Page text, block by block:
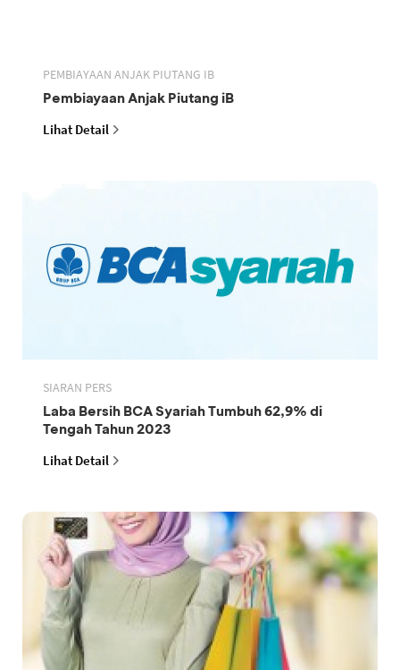
PEMBIAYAAN ANJAK PIUTANG IB
Pembiayaan Anjak Piutang iB
Lihat Detail
SIARAN PERS
Laba Bersih BCA Syariah Tumbuh 62,9% di
Tengah Tahun 2023
Lihat Detail